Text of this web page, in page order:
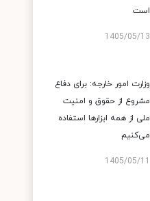
است
1405/05/13
وزارت امور خارجه: برای دفاع
مشروع از حقوق و امنیت
ملی از همه ابزارها استفاده
می‌کنیم
1405/05/11